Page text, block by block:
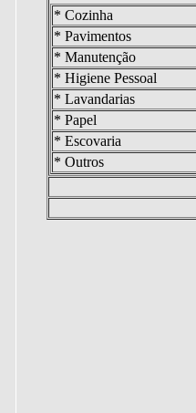
* Cozinha
* Pavimentos
* Manutenção
* Higiene Pessoal
* Lavandarias
* Papel
* Escovaria
* Outros